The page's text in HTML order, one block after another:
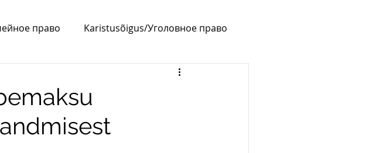
право Karistusõigus/Уголовное право